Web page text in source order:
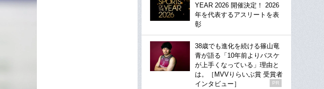
YEAR 2026 開催決定！ 2026
年を代表するアスリートを表
彰
38歳でも進化を続ける篠山竜
青が語る「10年前よりバスケ
が上手くなっている」理由と
は。［MVVりらいぶ賞 受賞者
インタビュー］
PR